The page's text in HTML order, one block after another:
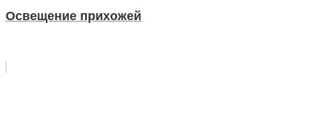
Освещение прихожей